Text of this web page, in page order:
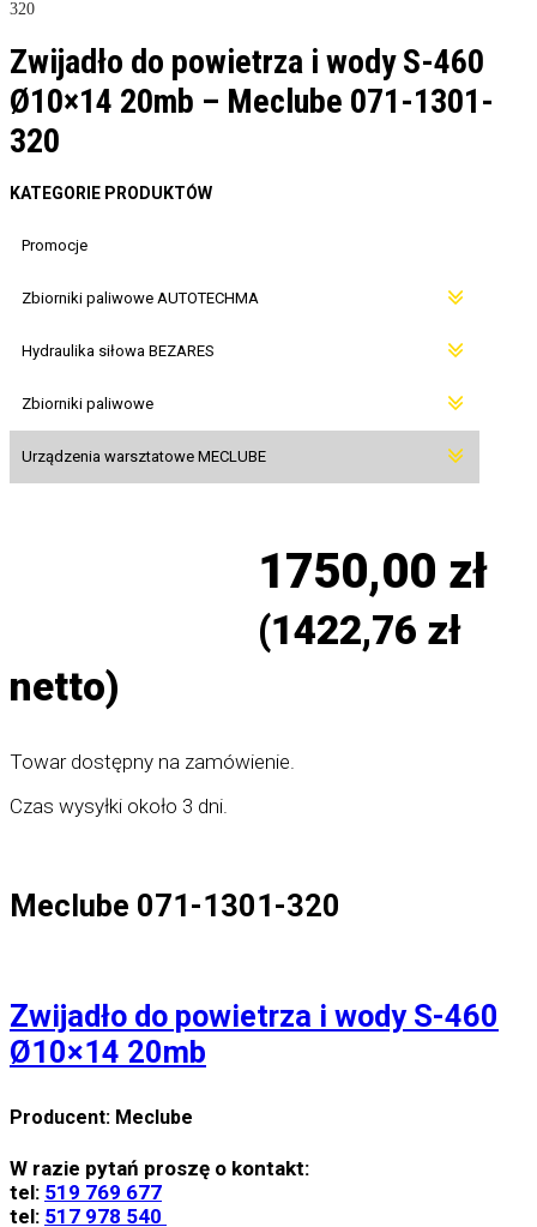
320
Zwijadło do powietrza i wody S-460
Ø10×14 20mb – Meclube 071-1301-
320
KATEGORIE PRODUKTÓW
Promocje
Zbiorniki paliwowe AUTOTECHMA
Hydraulika siłowa BEZARES
Zbiorniki paliwowe
Urządzenia warsztatowe MECLUBE
1750,00 zł
(1422,76 zł
netto)
Towar dostępny na zamówienie.
Czas wysyłki około 3 dni.
Meclube 071-1301-320
Zwijadło do powietrza i wody S-460
Ø10×14 20mb
Producent: Meclube
W razie pytań proszę o kontakt:
tel: 519 769 677
tel: 517 978 540